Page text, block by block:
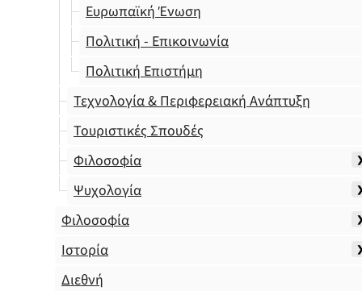
Ευρωπαϊκή Ένωση
Πολιτική - Επικοινωνία
Πολιτική Επιστήμη
Τεχνολογία & Περιφερειακή Ανάπτυξη
Τουριστικές Σπουδές
Φιλοσοφία
Ψυχολογία
Φιλοσοφία
Ιστορία
Διεθνή